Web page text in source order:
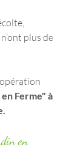
plus de
Ferme" à
en